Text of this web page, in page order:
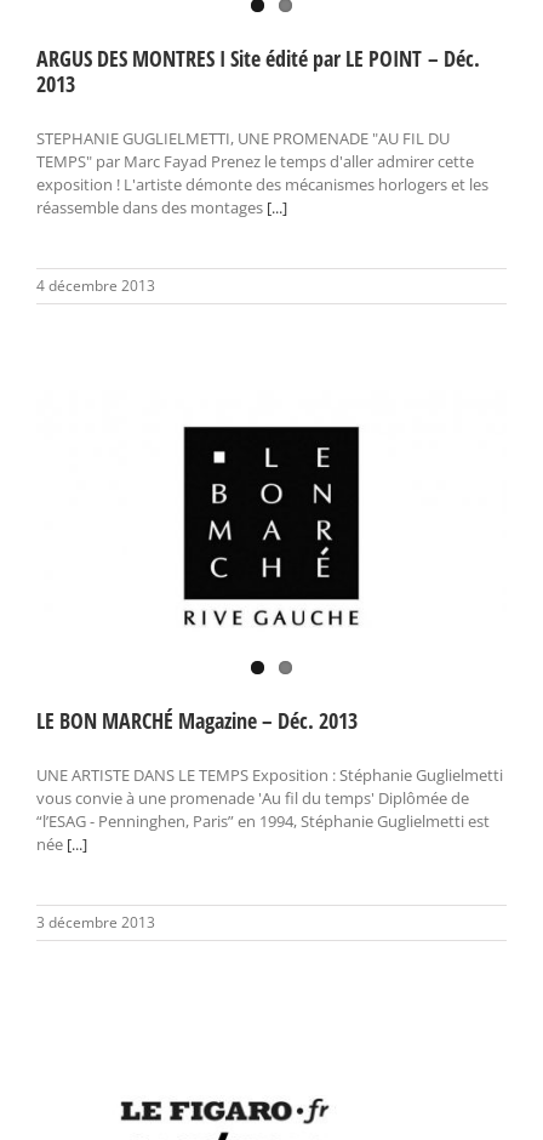
ARGUS DES MONTRES I Site édité par LE POINT – Déc.
2013
STEPHANIE GUGLIELMETTI, UNE PROMENADE "AU FIL DU
TEMPS" par Marc Fayad Prenez le temps d'aller admirer cette
exposition ! L'artiste démonte des mécanismes horlogers et les
réassemble dans des montages [...]
4 décembre 2013
LE BON MARCHÉ Magazine – Déc. 2013
UNE ARTISTE DANS LE TEMPS Exposition : Stéphanie Guglielmetti
vous convie à une promenade 'Au fil du temps' Diplômée de
“l’ESAG - Penninghen, Paris” en 1994, Stéphanie Guglielmetti est
née [...]
3 décembre 2013